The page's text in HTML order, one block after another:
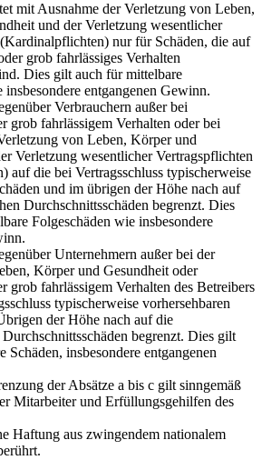
mit Ausnahme der Verletzung von Leben,
und der Verletzung wesentlicher
nur für Schäden, die auf
grob fahrlässiges Verhalten
Dies gilt auch für mittelbare
insbesondere entgangenen Gewinn.
Verbrauchern außer bei
grob fahrlässigem Verhalten oder bei
von Leben, Körper und
Verletzung wesentlicher Vertragspflichten
auf die bei Vertragsschluss typischerweise
und im übrigen der Höhe nach auf
Durchschnittsschäden begrenzt. Dies
Folgeschäden wie insbesondere
Unternehmern außer bei der
Körper und Gesundheit oder
grob fahrlässigem Verhalten des Betreibers
typischerweise vorhersehbaren
der Höhe nach auf die
begrenzt. Dies gilt
Schäden, insbesondere entgangenen
der Absätze a bis c gilt sinngemäß
Mitarbeiter und Erfüllungsgehilfen des
Haftung aus zwingendem nationalem